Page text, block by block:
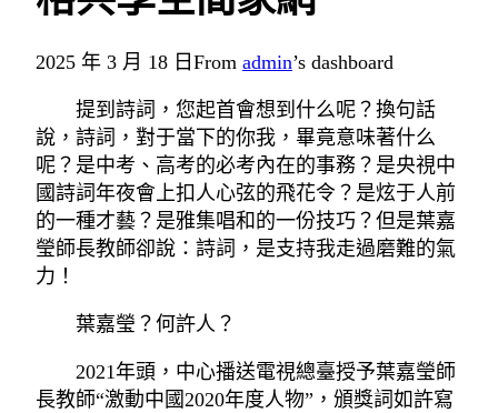
2025 年 3 月 18 日 From admin’s dashboard
提到詩詞，您起首會想到什么呢？換句話
說，詩詞，對于當下的你我，畢竟意味著什么
呢？是中考、高考的必考內在的事務？是央視中
國詩詞年夜會上扣人心弦的飛花令？是炫于人前
的一種才藝？是雅集唱和的一份技巧？但是葉嘉
瑩師長教師卻說：詩詞，是支持我走過磨難的氣
力！
葉嘉瑩？何許人？
2021年頭，中心播送電視總臺授予葉嘉瑩師
長教師“激動中國2020年度人物”，頒獎詞如許寫